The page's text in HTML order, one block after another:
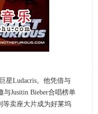
Ludacris。他凭借与
与Jusitin Bieber合唱榜单
等卖座大片成为好莱坞